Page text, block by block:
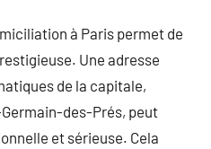
à Paris permet de
Une adresse
de la capitale,
des-Prés, peut
et sérieuse. Cela